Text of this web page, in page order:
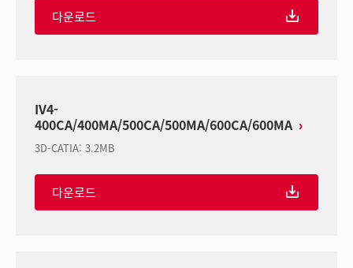
다운로드
IV4-
400CA/400MA/500CA/500MA/600CA/600MA
3D-CATIA: 3.2MB
다운로드